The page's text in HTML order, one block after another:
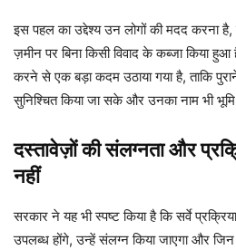
इस पहल का उद्देश्य उन लोगों की मदद करना
ज़मीन पर बिना किसी विवाद के कब्जा किया
करने से एक बड़ा कदम उठाया गया है, ताकि
सुनिश्चित किया जा सके और उनका नाम भी भूमि
दस्तावेज़ों की संलग्नता और
नहीं
सरकार ने यह भी स्पष्ट किया है कि सर्वे
उपलब्ध होंगे, उन्हें संलग्न किया जाएगा और जिन